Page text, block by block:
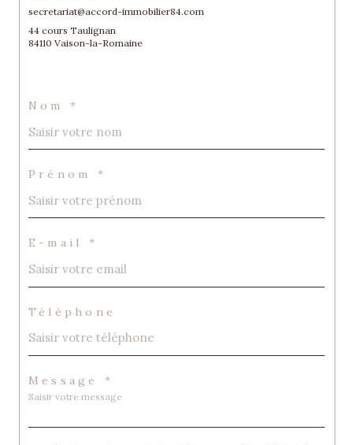
secretariat@accord-immobilier84.com
44 cours Taulignan
84110 Vaison-la-Romaine
Nom *
Prénom *
E-mail *
Téléphone
Message *